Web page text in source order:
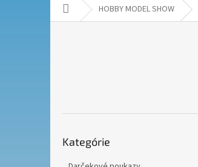
DomovHOBBY MODEL SHOW
kategórie
Kategórie